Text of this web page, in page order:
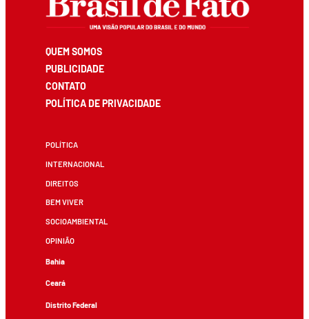
QUEM SOMOS
PUBLICIDADE
CONTATO
POLÍTICA DE PRIVACIDADE
POLÍTICA
INTERNACIONAL
DIREITOS
BEM VIVER
SOCIOAMBIENTAL
OPINIÃO
Bahia
Ceará
Distrito Federal